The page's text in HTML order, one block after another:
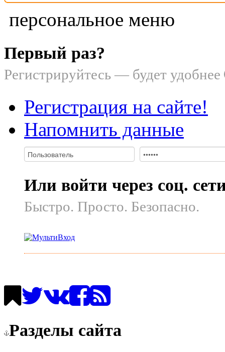
персональное меню
Первый раз?
Регистрируйтесь — будет удобнее
Регистрация на сайте!
Напомнить данные
Или войти через соц.
Быстро. Просто. Безопасно.
Разделы сайта